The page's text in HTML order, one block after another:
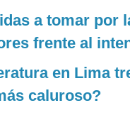
a tomar por
frente al
en Lima
caluroso?